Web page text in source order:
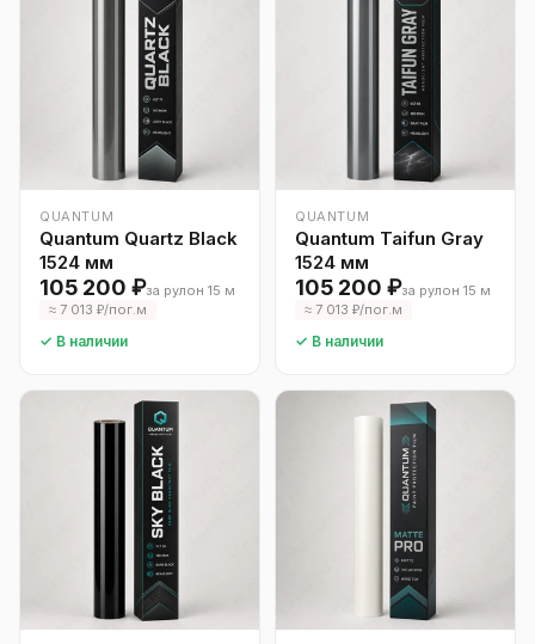
QUANTUM
Quantum Quartz Black
1524 мм
105 200 ₽за рулон 15 м
≈ 7 013 ₽/пог.м
✓ В наличии
QUANTUM
Quantum Taifun Gray
1524 мм
105 200 ₽за рулон 15 м
≈ 7 013 ₽/пог.м
✓ В наличии